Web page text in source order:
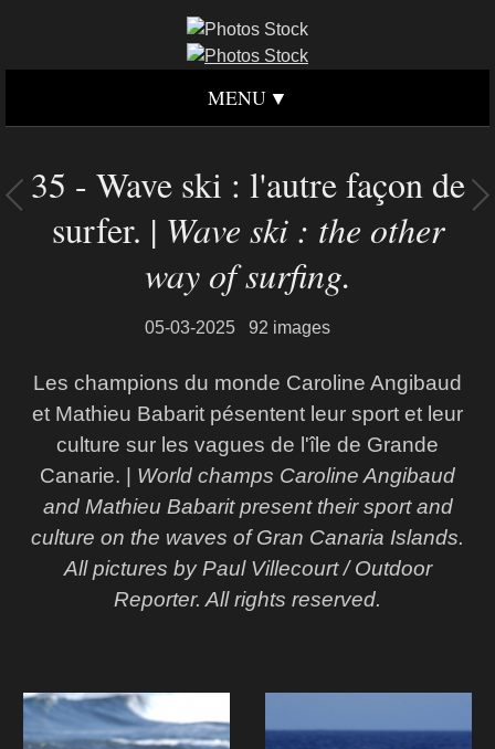
MENU
35 - Wave ski : l'autre façon de
surfer. | Wave ski : the other
way of surfing.
05-03-2025 92 images
Les champions du monde Caroline Angibaud
et Mathieu Babarit pésentent leur sport et leur
culture sur les vagues de l'île de Grande
Canarie. | World champs Caroline Angibaud
and Mathieu Babarit present their sport and
culture on the waves of Gran Canaria Islands.
All pictures by Paul Villecourt / Outdoor
Reporter. All rights reserved.